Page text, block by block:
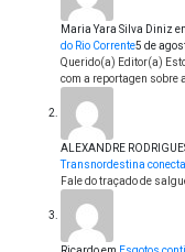
Maria Yara Silva Diniz
do Rio Corrente5 de
Querido(a) Editor(a)
com a reportagen sobre
ALEXANDRE
Transnordestina
Fale do traçado de